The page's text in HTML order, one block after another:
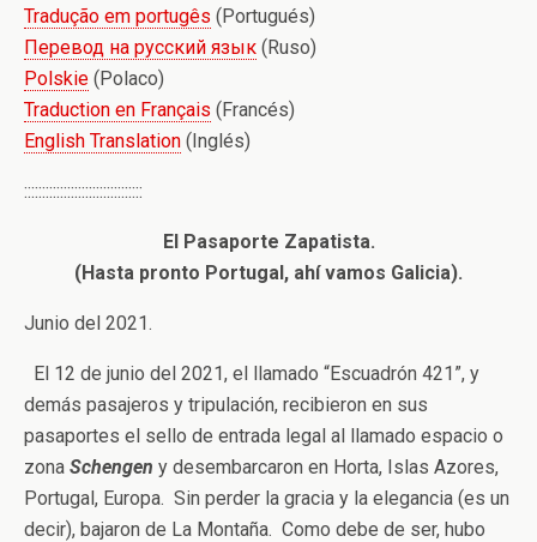
Tradução em portugês (Portugués)
Перевод на русский язык (Ruso)
Polskie (Polaco)
Traduction en Français (Francés)
English Translation (Inglés)
:::::::::::::::::::::::::::::::::
El Pasaporte Zapatista.
(Hasta pronto Portugal, ahí vamos Galicia).
Junio del 2021.
El 12 de junio del 2021, el llamado “Escuadrón 421”, y
demás pasajeros y tripulación, recibieron en sus
pasaportes el sello de entrada legal al llamado espacio o
zona Schengen y desembarcaron en Horta, Islas Azores,
Portugal, Europa. Sin perder la gracia y la elegancia (es un
decir), bajaron de La Montaña. Como debe de ser, hubo